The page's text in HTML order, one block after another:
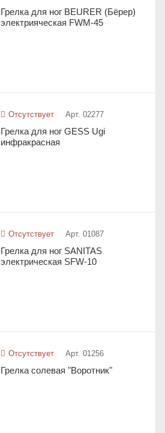
Грелка для ног BEURER (Бёрер)
электрияческая FWM-45
Отсутствует Арт. 02277
Грелка для ног GESS Ugi
инфракрасная
Отсутствует Арт. 01087
Грелка для ног SANITAS
электрическая SFW-10
Отсутствует Арт. 01256
Грелка солевая "Воротник"